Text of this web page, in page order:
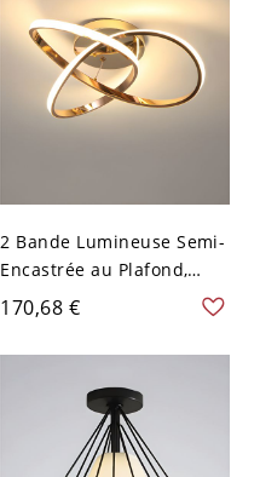
2 Bande Lumineuse Semi-
Encastrée au Plafond,
110V-120V, 20", Lumière
Blanche
170,68 €